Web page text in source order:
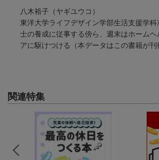
八木裕子（ヤギユウコ）
東洋大学ライフデザイン学部生活支援学
士の養成に従事する傍ら、週末はホーム
アに駆けつける（本データはこの書籍が
関連特集